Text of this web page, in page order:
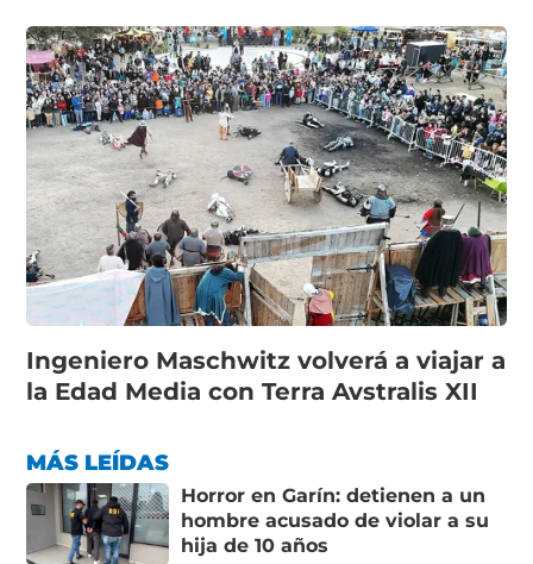
Ingeniero Maschwitz volverá a viajar a
la Edad Media con Terra Avstralis XII
MÁS LEÍDAS
Horror en Garín: detienen a un
hombre acusado de violar a su
hija de 10 años